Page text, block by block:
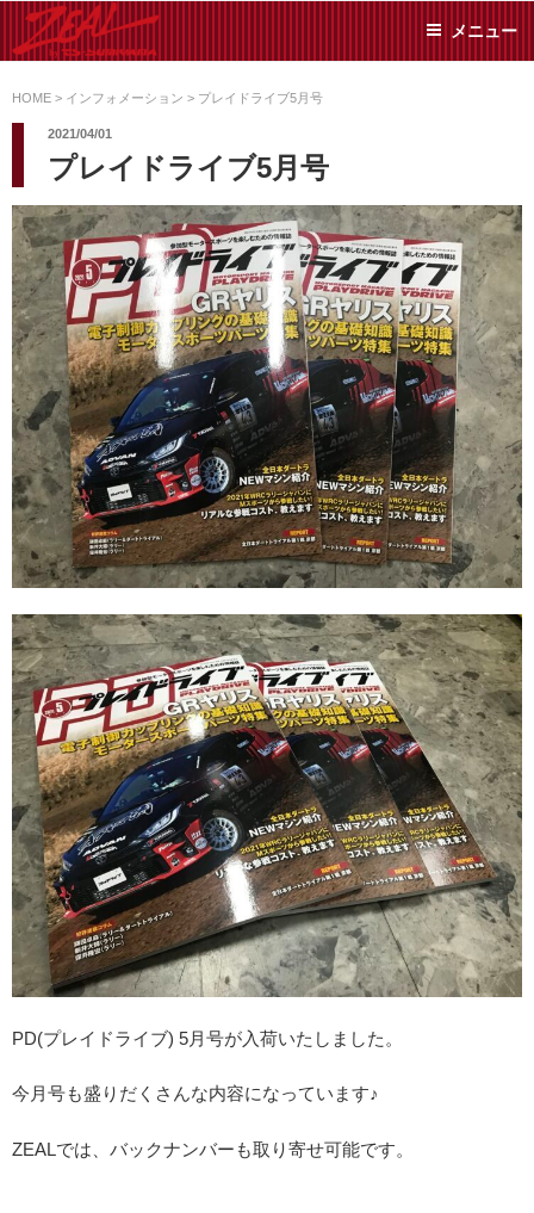
ン
ツ
ス
キ
プ
SUMIYAMA
た日常メンテから各種チ
ューニングまで、車に関
することならジャンルフ
リーでお任せください!
メニュー
HOME > インフォメーション > プレイドライブ5月号
2021/04/01
プレイドライブ5月号
PD(プレイドライブ) 5月号が入荷いたしました。
今月号も盛りだくさんな内容になっています♪
ZEALでは、バックナンバーも取り寄せ可能です。